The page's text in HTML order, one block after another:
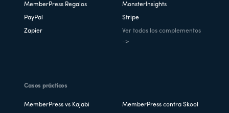
MemberPress Regalos MonsterInsights
PayPal Stripe
Zapier
Ver todos los complementos
->
Casos prácticos
MemberPress vs Kajabi MemberPress contra Skool